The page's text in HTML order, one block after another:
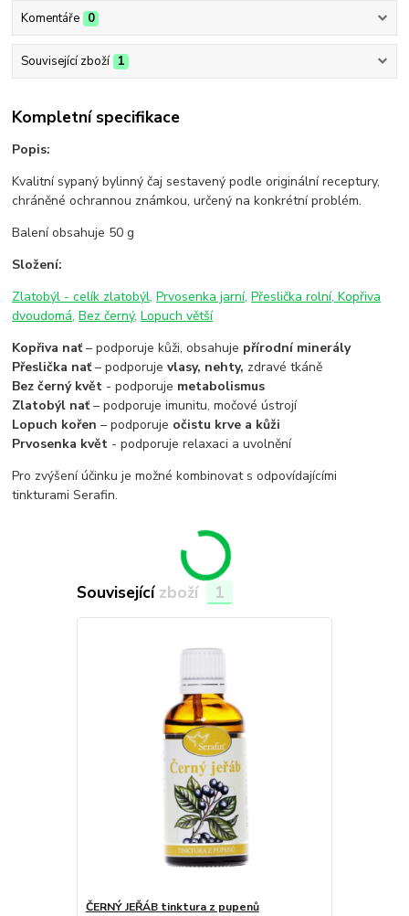
Komentáře 0
Související zboží 1
Kompletní specifikace
Popis:
Kvalitní sypaný bylinný čaj sestavený podle originální receptury,
chráněné ochrannou známkou, určený na konkrétní problém.
Balení obsahuje 50 g
Složení:
Zlatobýl - celík zlatobýl, Prvosenka jarní, Přeslička rolní,Kopřiva
dvoudomá, Bez černý, Lopuch větší
Kopřiva nať– podporuje kůži, obsahuje přírodní minerály
Přeslička nať– podporuje vlasy, nehty, zdravé tkáně
Bez černý květ - podporuje metabolismus
Zlatobýl nať– podporuje imunitu, močové ústrojí
Lopuch kořen – podporuje očistu krve a kůži
Prvosenka květ - podporuje relaxaci a uvolnění
Pro zvýšení účinku je možné kombinovat s odpovídajícími
tinkturami Serafin.
Související zboží 1
ČERNÝ JEŘÁB tinktura z pupenů